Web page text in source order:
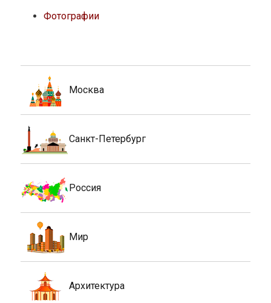
Фотографии
Москва
Санкт-Петербург
Россия
Мир
Архитектура